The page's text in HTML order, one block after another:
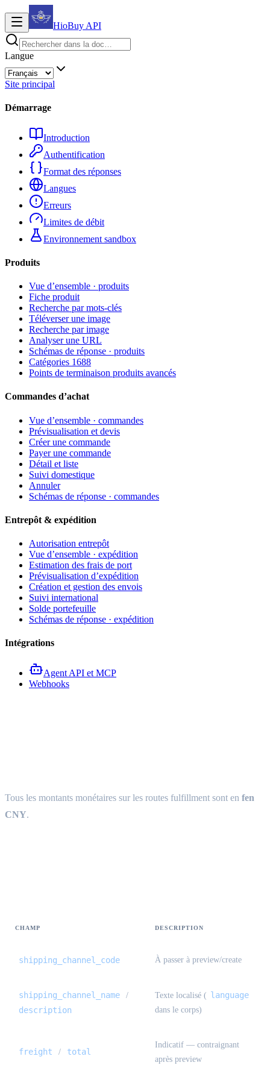
HioBuy API
Langue
Site principal
Démarrage
Introduction
Authentification
Format des réponses
Langues
Erreurs
Limites de débit
Environnement sandbox
Produits
Vue d’ensemble · produits
Fiche produit
Recherche par mots-clés
Téléverser une image
Recherche par image
Analyser une URL
Schémas de réponse · produits
Catégories 1688
Points de terminaison produits avancés
Commandes d’achat
Vue d’ensemble · commandes
Prévisualisation et devis
Créer une commande
Payer une commande
Détail et liste
Suivi domestique
Annuler
Schémas de réponse · commandes
Entrepôt & expédition
Autorisation entrepôt
Vue d’ensemble · expédition
Estimation des frais de port
Prévisualisation d’expédition
Création et gestion des envois
Suivi international
Solde portefeuille
Schémas de réponse · expédition
Intégrations
Agent API et MCP
Webhooks
Tous les montants monétaires sur les routes fulfillment sont en fen
CNY.
CHAMP DESCRIPTION
shipping_channel_code À passer à preview/create
shipping_channel_name /
description
Texte localisé ( language
dans le corps)
freight / total
Indicatif — contraignant
après preview